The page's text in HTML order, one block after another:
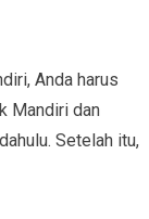
Anda harus
Mandiri dan
Setelah itu,